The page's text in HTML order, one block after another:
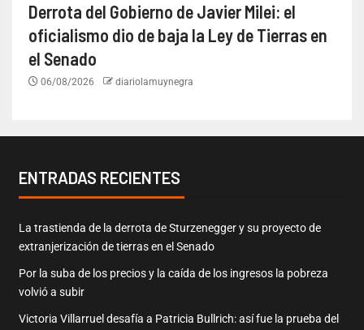
Derrota del Gobierno de Javier Milei: el
oficialismo dio de baja la Ley de Tierras en
el Senado
06/08/2026 diariolamuynegra
ENTRADAS RECIENTES
La trastienda de la derrota de Sturzenegger y su proyecto de
extranjerización de tierras en el Senado
Por la suba de los precios y la caída de los ingresos la pobreza
volvió a subir
Victoria Villarruel desafía a Patricia Bullrich: así fue la prueba del